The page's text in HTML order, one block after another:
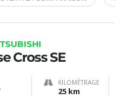
Cross SE
KILOMÉTRAGE
25 km